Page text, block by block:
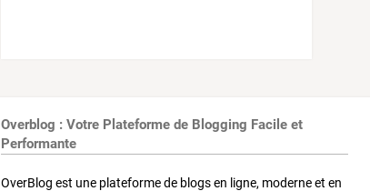
Overblog : Votre Plateforme de Blogging Facile et
Performante
OverBlog est une plateforme de blogs en ligne, moderne et en